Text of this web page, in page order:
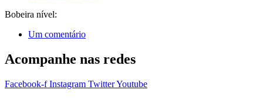
Bobeira nível:
Um comentário
Acompanhe nas redes
Facebook-f Instagram TwitterYoutube